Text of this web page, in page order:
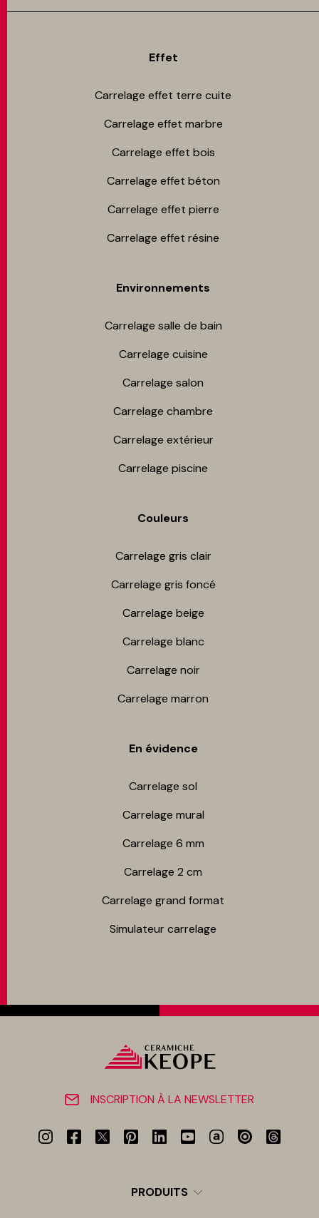
Effet
Carrelage effet terre cuite
Carrelage effet marbre
Carrelage effet bois
Carrelage effet béton
Carrelage effet pierre
Carrelage effet résine
Environnements
Carrelage salle de bain
Carrelage cuisine
Carrelage salon
Carrelage chambre​
Carrelage extérieur
Carrelage piscine
Couleurs
Carrelage gris clair
Carrelage gris foncé
Carrelage beige
Carrelage blanc
Carrelage noir
Carrelage marron
En évidence
Carrelage sol
Carrelage mur​al
Carrelage 6 mm
Carrelage 2 cm
Carrelage grand format
Simulateur carrelage
INSCRIPTION À LA NEWSLETTER
PRODUITS